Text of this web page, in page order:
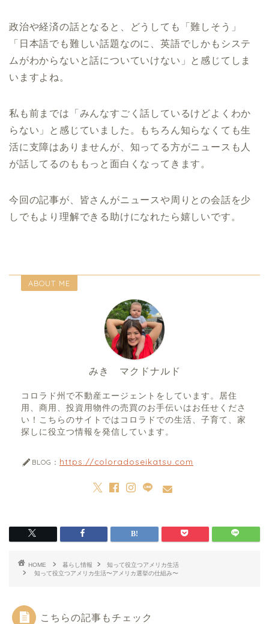
政治や経済の話となると、どうしても「難しそう」
「日本語でも難しい話題なのに、英語でしかもシステ
ムがわからないと話についていけない」と感じてしま
いますよね。
私も前までは「みんなすごく話しているけどよくわか
らない」と感じていました。もちろん知らなくても生
活に支障はありませんが、知ってる方がニュースも人
が話してるのももっと面白くなってきます。
今回の記事が、皆さんがニュースや周りとの会話を少
しでもより理解できる助けになれたら嬉しいです。
ABOUT ME
みき マクドナルド
コロラド州で不動産エージェントをしています。居住
用、商用、投資用物件の売買のお手伝いはお任せくださ
い！こちらのサイトではコロラドでの生活、子育て、家
探しに役立つ情報を発信しています。
BLOG： https://coloradoseikatsu.com
HOME 暮らし情報
知って役立つアメリカ生活
知って役立つアメリカ生活〜アメリカ選挙の仕組み〜
こちらの記事もチェック